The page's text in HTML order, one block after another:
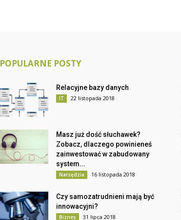
POPULARNE POSTY
Relacyjne bazy danych
IT 22 listopada 2018
Masz już dość słuchawek?
Zobacz, dlaczego powinieneś
zainwestować w zabudowany
system...
Narzędzia 16 listopada 2018
Czy samozatrudnieni mają być
innowacyjni?
Biznes 31 lipca 2018